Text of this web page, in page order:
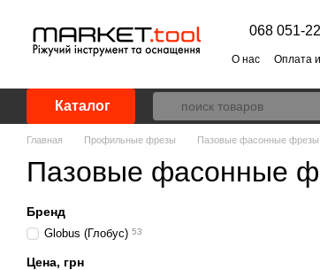
068 051-
О нас Оплата
Каталог
Главная Профильные фрезы Пазовые фасонные фрезы
Пазовые фасонные
Бренд
Globus (Глобус) 53
Цена, грн